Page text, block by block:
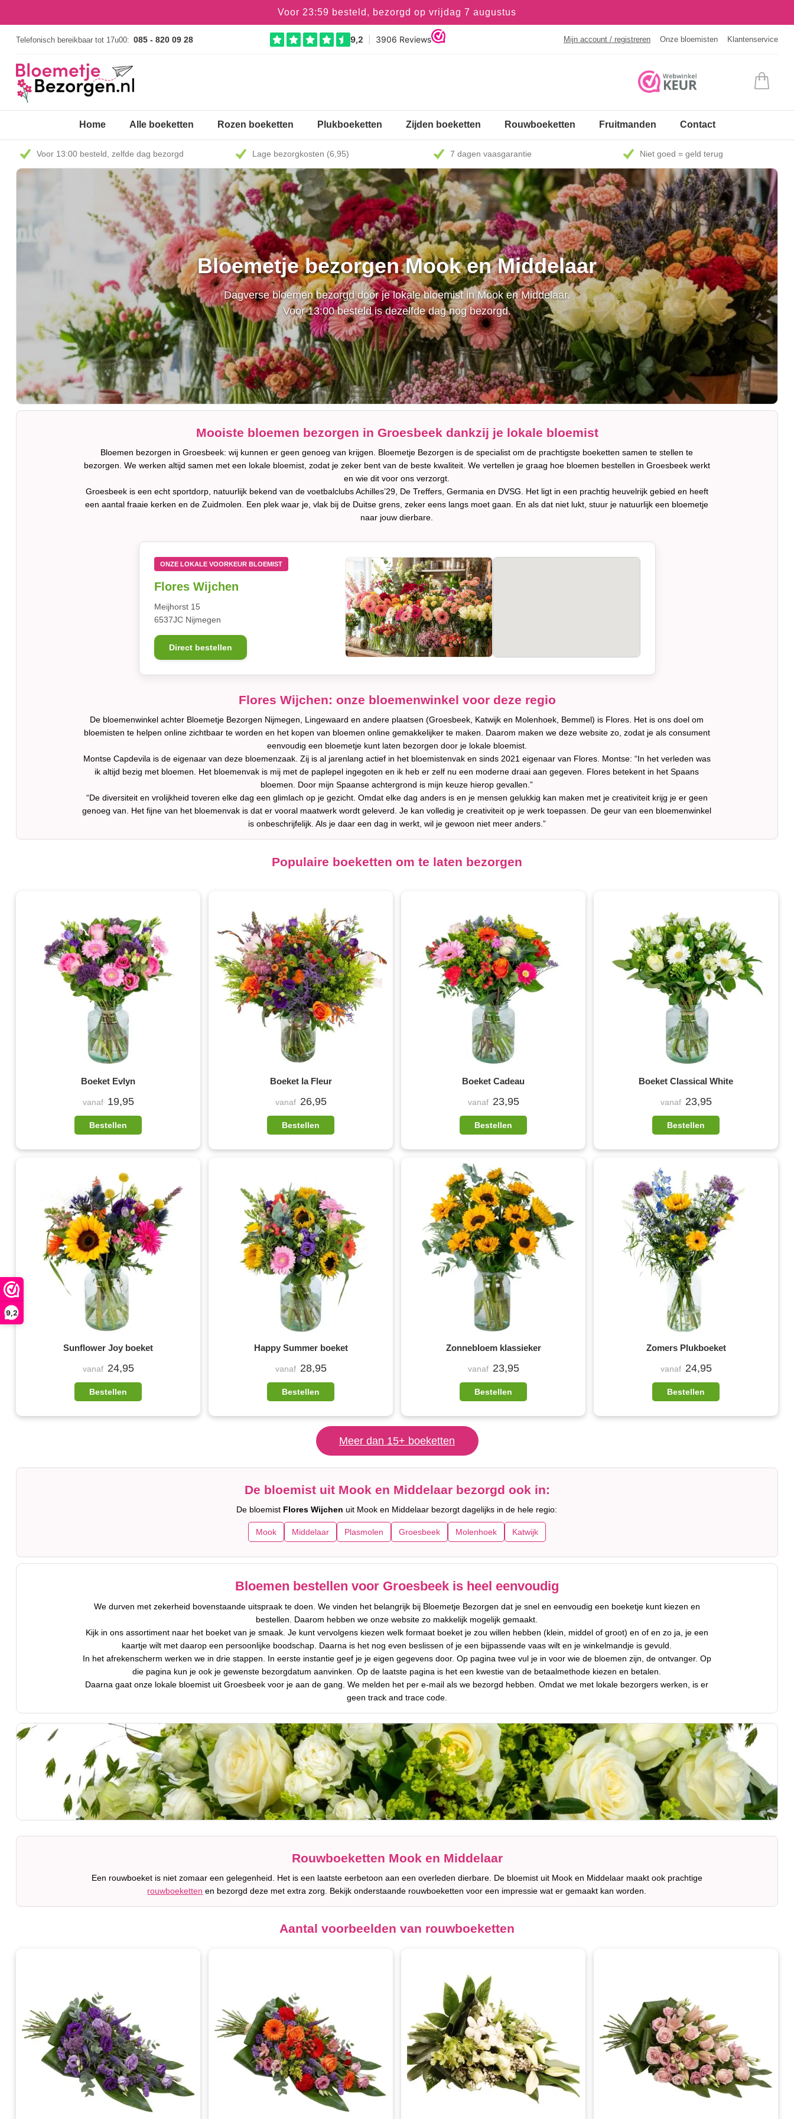
9,2
Voor 23:59 besteld, bezorgd op vrijdag 7 augustus
Telefonisch bereikbaar tot 17u00: 085 - 820 09 28 Mijn account / registreren Onze bloemisten Klantenservice
Home Alle boeketten Rozen boeketten Plukboeketten Zijden boeketten Rouwboeketten Fruitmanden Contact
Voor 13:00 besteld, zelfde dag bezorgd Lage bezorgkosten (6,95) 7 dagen vaasgarantie Niet goed = geld terug
Bloemetje bezorgen Mook en Middelaar
Dagverse bloemen bezorgd door je lokale bloemist in Mook en Middelaar.
Voor 13:00 besteld is dezelfde dag nog bezorgd.
Mooiste bloemen bezorgen in Groesbeek dankzij je lokale bloemist
Bloemen bezorgen in Groesbeek: wij kunnen er geen genoeg van krijgen. Bloemetje Bezorgen is de specialist om de prachtigste boeketten samen te stellen te
bezorgen. We werken altijd samen met een lokale bloemist, zodat je zeker bent van de beste kwaliteit. We vertellen je graag hoe bloemen bestellen in Groesbeek werkt
en wie dit voor ons verzorgt.
Groesbeek is een echt sportdorp, natuurlijk bekend van de voetbalclubs Achilles’29, De Treffers, Germania en DVSG. Het ligt in een prachtig heuvelrijk gebied en heeft
een aantal fraaie kerken en de Zuidmolen. Een plek waar je, vlak bij de Duitse grens, zeker eens langs moet gaan. En als dat niet lukt, stuur je natuurlijk een bloemetje
naar jouw dierbare.
ONZE LOKALE VOORKEUR BLOEMIST
Flores Wijchen
Meijhorst 15
6537JC Nijmegen
Direct bestellen
Flores Wijchen: onze bloemenwinkel voor deze regio
De bloemenwinkel achter Bloemetje Bezorgen Nijmegen, Lingewaard en andere plaatsen (Groesbeek, Katwijk en Molenhoek, Bemmel) is Flores. Het is ons doel om
bloemisten te helpen online zichtbaar te worden en het kopen van bloemen online gemakkelijker te maken. Daarom maken we deze website zo, zodat je als consument
eenvoudig een bloemetje kunt laten bezorgen door je lokale bloemist.
Montse Capdevila is de eigenaar van deze bloemenzaak. Zij is al jarenlang actief in het bloemistenvak en sinds 2021 eigenaar van Flores. Montse: “In het verleden was
ik altijd bezig met bloemen. Het bloemenvak is mij met de paplepel ingegoten en ik heb er zelf nu een moderne draai aan gegeven. Flores betekent in het Spaans
bloemen. Door mijn Spaanse achtergrond is mijn keuze hierop gevallen.”
“De diversiteit en vrolijkheid toveren elke dag een glimlach op je gezicht. Omdat elke dag anders is en je mensen gelukkig kan maken met je creativiteit krijg je er geen
genoeg van. Het fijne van het bloemenvak is dat er vooral maatwerk wordt geleverd. Je kan volledig je creativiteit op je werk toepassen. De geur van een bloemenwinkel
is onbeschrijfelijk. Als je daar een dag in werkt, wil je gewoon niet meer anders.”
Populaire boeketten om te laten bezorgen
Boeket Evlyn
vanaf 19,95
Bestellen
Boeket la Fleur
vanaf 26,95
Bestellen
Boeket Cadeau
vanaf 23,95
Bestellen
Boeket Classical White
vanaf 23,95
Bestellen
Sunflower Joy boeket
vanaf 24,95
Bestellen
Happy Summer boeket
vanaf 28,95
Bestellen
Zonnebloem klassieker
vanaf 23,95
Bestellen
Zomers Plukboeket
vanaf 24,95
Bestellen
Meer dan 15+ boeketten
De bloemist uit Mook en Middelaar bezorgd ook in:
De bloemist Flores Wijchen uit Mook en Middelaar bezorgt dagelijks in de hele regio:
Mook Middelaar Plasmolen Groesbeek Molenhoek Katwijk
Bloemen bestellen voor Groesbeek is heel eenvoudig
We durven met zekerheid bovenstaande uitspraak te doen. We vinden het belangrijk bij Bloemetje Bezorgen dat je snel en eenvoudig een boeketje kunt kiezen en
bestellen. Daarom hebben we onze website zo makkelijk mogelijk gemaakt.
Kijk in ons assortiment naar het boeket van je smaak. Je kunt vervolgens kiezen welk formaat boeket je zou willen hebben (klein, middel of groot) en of en zo ja, je een
kaartje wilt met daarop een persoonlijke boodschap. Daarna is het nog even beslissen of je een bijpassende vaas wilt en je winkelmandje is gevuld.
In het afrekenscherm werken we in drie stappen. In eerste instantie geef je je eigen gegevens door. Op pagina twee vul je in voor wie de bloemen zijn, de ontvanger. Op
die pagina kun je ook je gewenste bezorgdatum aanvinken. Op de laatste pagina is het een kwestie van de betaalmethode kiezen en betalen.
Daarna gaat onze lokale bloemist uit Groesbeek voor je aan de gang. We melden het per e-mail als we bezorgd hebben. Omdat we met lokale bezorgers werken, is er
geen track and trace code.
Rouwboeketten Mook en Middelaar
Een rouwboeket is niet zomaar een gelegenheid. Het is een laatste eerbetoon aan een overleden dierbare. De bloemist uit Mook en Middelaar maakt ook prachtige
rouwboeketten en bezorgd deze met extra zorg. Bekijk onderstaande rouwboeketten voor een impressie wat er gemaakt kan worden.
Aantal voorbeelden van rouwboeketten